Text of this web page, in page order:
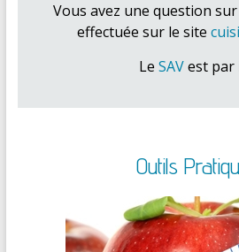
Vous avez une question
effectuée sur le site
Le SAVest par
Outils